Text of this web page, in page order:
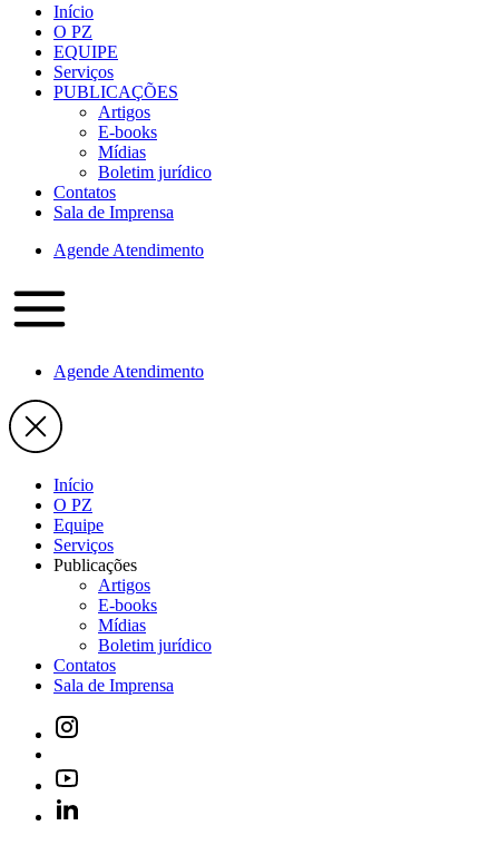
Início
O PZ
EQUIPE
Serviços
PUBLICAÇÕES
Artigos
E-books
Mídias
Boletim jurídico
Contatos
Sala de Imprensa
Agende Atendimento
Agende Atendimento
Início
O PZ
Equipe
Serviços
Publicações
Artigos
E-books
Mídias
Boletim jurídico
Contatos
Sala de Imprensa